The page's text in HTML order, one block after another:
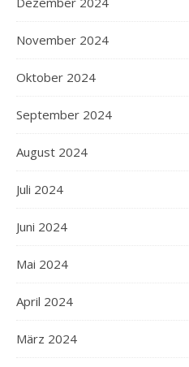
November 2024
Oktober 2024
September 2024
August 2024
Juli 2024
Juni 2024
Mai 2024
April 2024
März 2024